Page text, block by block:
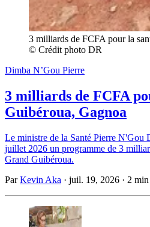
3 milliards de FCFA pour la
© Crédit photo DR
Dimba N’Gou Pierre
3 milliards de FCFA
Guibéroua, Gagnoa
Le ministre de la Santé Pierre N'Gou
juillet 2026 un programme de 3
Grand Guibéroua.
ParKevin Aka · juil. 19, 2026 · 2